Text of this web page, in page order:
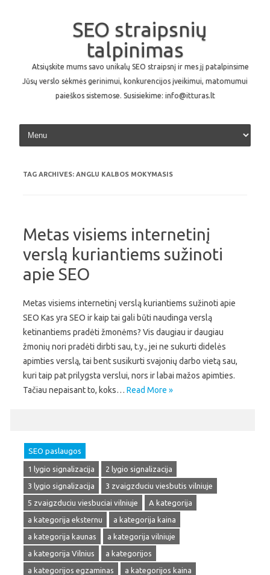
SEO straipsnių
talpinimas
Atsiųskite mums savo unikalų SEO straipsnį ir mes jį patalpinsime
Jūsų verslo sėkmės gerinimui, konkurencijos įveikimui, matomumui
paieškos sistemose. Susisiekime: info@itturas.lt
Skip to content
TAG ARCHIVES: ANGLU KALBOS MOKYMASIS
Metas visiems internetinį
verslą kuriantiems sužinoti
apie SEO
Metas visiems internetinį verslą kuriantiems sužinoti apie
SEO Kas yra SEO ir kaip tai gali būti naudinga verslą
ketinantiems pradėti žmonėms? Vis daugiau ir daugiau
žmonių nori pradėti dirbti sau, t.y., jei ne sukurti didelės
apimties verslą, tai bent susikurti svajonių darbo vietą sau,
kuri taip pat prilygsta verslui, nors ir labai mažos apimties.
Tačiau nepaisant to, koks… Read More »
SEO paslaugos
1 lygio signalizacija
2 lygio signalizacija
3 lygio signalizacija
3 zvaigzduciu viesbutis vilniuje
5 zvaigzduciu viesbuciai vilniuje
A kategorija
a kategorija eksternu
a kategorija kaina
a kategorija kaunas
a kategorija vilniuje
a kategorija Vilnius
a kategorijos
a kategorijos egzaminas
a kategorijos kaina